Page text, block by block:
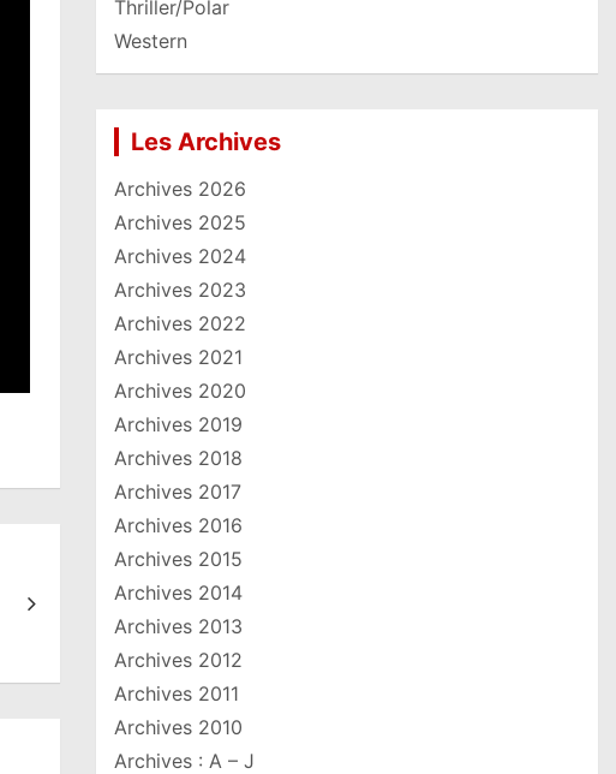
Thriller/Polar
Western
Les Archives
Archives 2026
Archives 2025
Archives 2024
Archives 2023
Archives 2022
Archives 2021
Archives 2020
Archives 2019
Archives 2018
Archives 2017
Archives 2016
Archives 2015
Archives 2014
Archives 2013
Archives 2012
Archives 2011
Archives 2010
Archives : A – J